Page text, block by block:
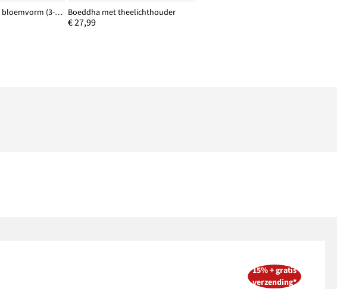
Wanddecoratie in bloemvorm (3-dlg. set) Boeddha met theelichthouder
€ 27,99
15% + gratis
verzending*